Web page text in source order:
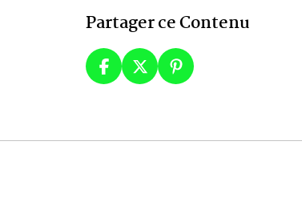
Partager ce Contenu